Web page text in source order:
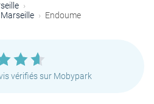
Endoume
vérifiés sur Mobypark